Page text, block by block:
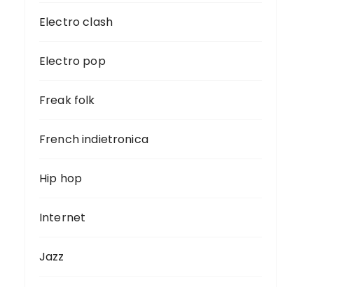
Electro clash
Electro pop
Freak folk
French indietronica
Hip hop
Internet
Jazz